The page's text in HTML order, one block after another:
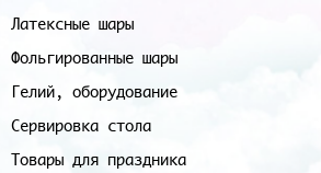
Латексные шары
Фольгированные шары
Гелий, оборудование
Сервировка стола
Товары для праздника